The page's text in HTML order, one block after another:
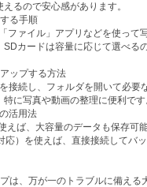
るので安心感があります。
る手順
ファイル」アプリなどを使って
SDカードは容量に応じて選べる
ップする方法
接続し、フォルダを開いて必要
に写真や動画の整理に便利で
活用法
えば、大容量のデータも保存可
応）を使えば、直接接続してバ
は、万が一のトラブルに備える